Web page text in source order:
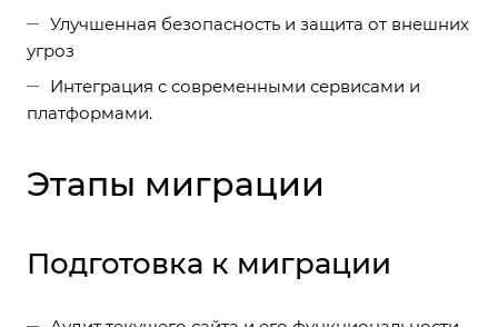
Улучшенная безопасность и защита от внешних
угроз
Интеграция с современными сервисами и
платформами.
Этапы миграции
Подготовка к миграции